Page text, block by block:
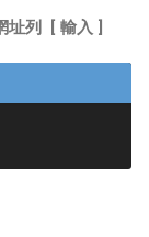
列 [ 輸入 ]